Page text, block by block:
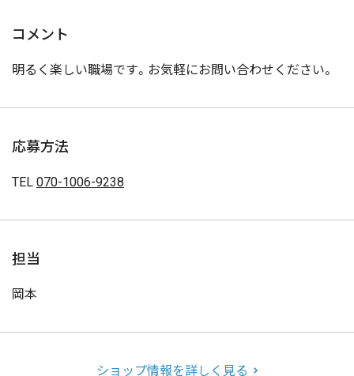
コメント
明るく楽しい職場です。お気軽にお問い合わせください。
応募方法
TEL 070-1006-9238
担当
岡本
ショップ情報を詳しく見る